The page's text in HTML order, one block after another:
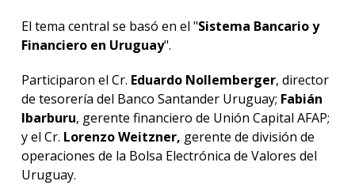
El tema central se basó en el "Sistema Bancario y
Financiero en Uruguay".
Participaron el Cr. Eduardo Nollemberger, director
de tesorería del Banco Santander Uruguay; Fabián
Ibarburu, gerente financiero de Unión Capital AFAP;
y el Cr. Lorenzo Weitzner, gerente de división de
operaciones de la Bolsa Electrónica de Valores del
Uruguay.